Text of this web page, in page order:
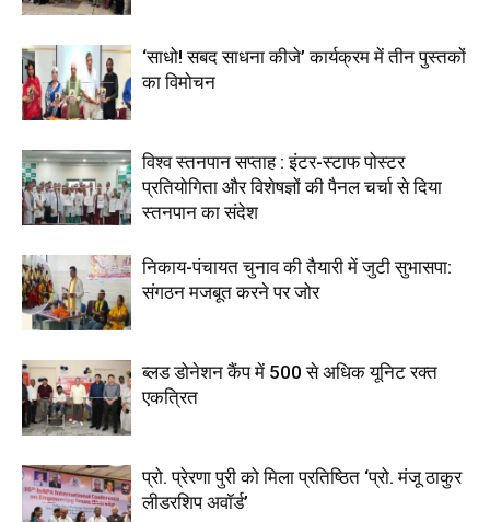
‘साधो! सबद साधना कीजे’ कार्यक्रम में तीन पुस्तकों
का विमोचन
विश्व स्तनपान सप्ताह : इंटर-स्टाफ पोस्टर
प्रतियोगिता और विशेषज्ञों की पैनल चर्चा से दिया
स्तनपान का संदेश
निकाय-पंचायत चुनाव की तैयारी में जुटी सुभासपा:
संगठन मजबूत करने पर जोर
ब्लड डोनेशन कैंप में 500 से अधिक यूनिट रक्त
एकत्रित
प्रो. प्रेरणा पुरी को मिला प्रतिष्ठित ‘प्रो. मंजू ठाकुर
लीडरशिप अवॉर्ड’